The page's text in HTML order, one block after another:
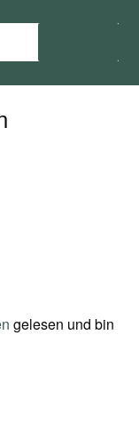
gelesen und bin